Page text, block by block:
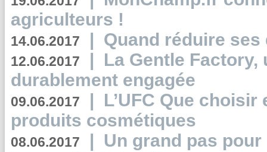
agriculteurs !
14.06.2017 | Quand réduire
12.06.2017 | La Gentle
durablement engagée
09.06.2017 | L’UFC Que
produits cosmétiques
08.06.2017 | Un grand pas